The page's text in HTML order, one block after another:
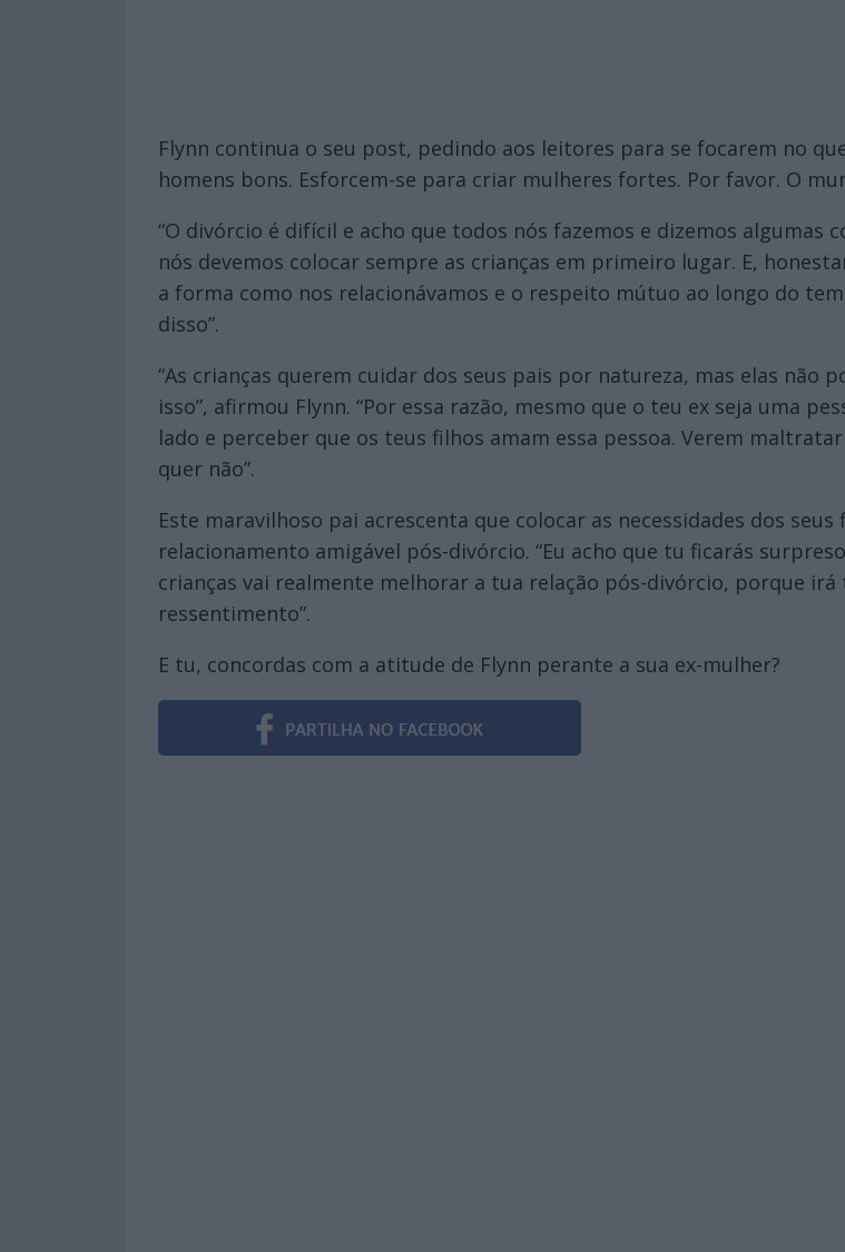
Flynn continua o seu post, pedindo aos leitores para se focarem no
homens bons. Esforcem-se para criar mulheres fortes. Por favor. O
“O divórcio é difícil e acho que todos nós fazemos e dizemos algumas
nós devemos colocar sempre as crianças em primeiro lugar. E,
a forma como nos relacionávamos e o respeito mútuo ao longo do
disso”.
“As crianças querem cuidar dos seus pais por natureza, mas elas não
isso”, afirmou Flynn. “Por essa razão, mesmo que o teu ex seja uma
lado e perceber que os teus filhos amam essa pessoa. Verem
quer não”.
Este maravilhoso pai acrescenta que colocar as necessidades dos
relacionamento amigável pós-divórcio. “Eu acho que tu ficarás
crianças vai realmente melhorar a tua relação pós-divórcio, porque
ressentimento”.
E tu, concordas com a atitude de Flynn perante a sua ex-mulher?